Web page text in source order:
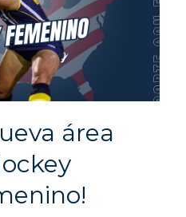
área